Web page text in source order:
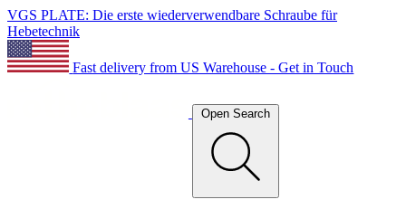
VGS PLATE: Die erste wiederverwendbare Schraube für
Hebetechnik
Fast delivery from US Warehouse - Get in Touch
Open Search